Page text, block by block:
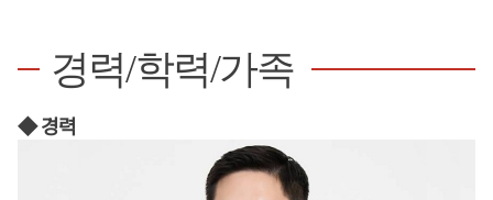
경력/학력/가족
◆ 경력